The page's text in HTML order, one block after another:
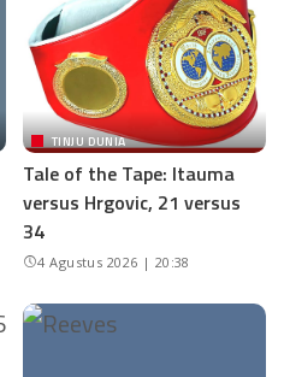
TINJU DUNIA
Tale of the Tape: Itauma
versus Hrgovic, 21 versus
34
4 Agustus 2026 | 20:38